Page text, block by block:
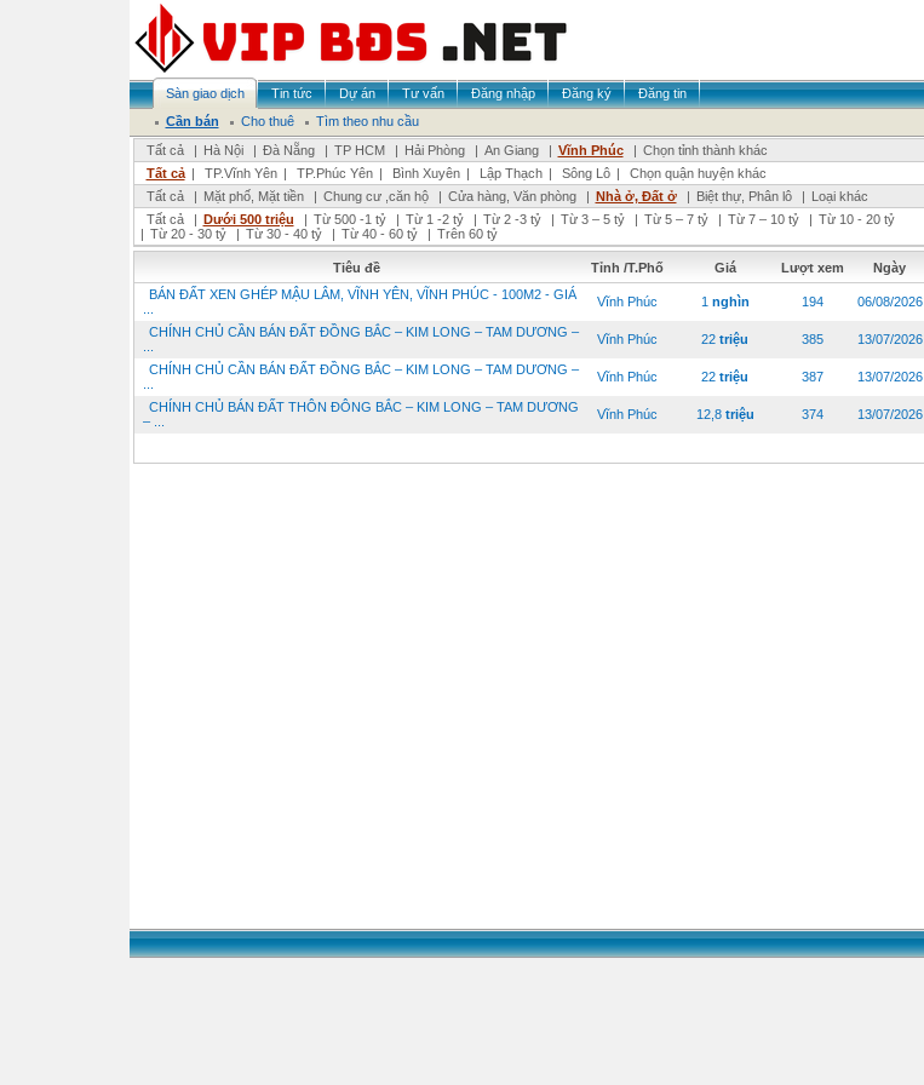
Sàn giao dịch Tin tức Dự án Tư vấn Đăng nhập Đăng ký
Đăng tin
Cần bán
Cho thuê
Tìm theo nhu cầu
Tất cả
| Hà Nội | Đà Nẵng | TP HCM | Hải Phòng | An Giang | Vĩnh Phúc | Chọn tỉnh thành khác
Tất cả | TP.Vĩnh Yên | TP.Phúc Yên | Bình Xuyên | Lập Thạch | Sông Lô |
Chọn quận huyện khác
Tất cả
| Mặt phố, Mặt tiền | Chung cư ,căn hộ | Cửa hàng, Văn phòng | Nhà ở, Đất ở | Biệt thự, Phân lô | Loại khác
Tất cả
| Dưới 500 triệu | Từ 500 -1 tỷ | Từ 1 -2 tỷ | Từ 2 -3 tỷ | Từ 3 – 5 tỷ | Từ 5 – 7 tỷ | Từ 7 – 10 tỷ | Từ 10 - 20 tỷ
| Từ 20 - 30 tỷ | Từ 30 - 40 tỷ | Từ 40 - 60 tỷ | Trên 60 tỷ
Tiêu đề Tỉnh /T.Phố Giá Lượt xem
Ngày
BÁN ĐẤT XEN GHÉP MẬU LÂM, VĨNH YÊN, VĨNH PHÚC - 100M2 - GIÁ
Vĩnh Phúc 1 nghìn 194 06/08/2026
CHÍNH CHỦ CẦN BÁN ĐẤT ĐỒNG BẮC – KIM LONG – TAM DƯƠNG –
Vĩnh Phúc 22 triệu 385 13/07/2026
CHÍNH CHỦ CẦN BÁN ĐẤT ĐỒNG BẮC – KIM LONG – TAM DƯƠNG –
Vĩnh Phúc 22 triệu 387 13/07/2026
CHÍNH CHỦ BÁN ĐẤT THÔN ĐÔNG BẮC – KIM LONG – TAM DƯƠNG
– ...
Vĩnh Phúc 12,8 triệu 374 13/07/2026